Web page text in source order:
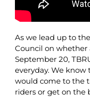
As we lead up to
Council on whether
September 20,
everyday. We
would come to the
riders or get on